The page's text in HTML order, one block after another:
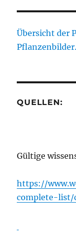
Übersicht der
QUELLEN:
Gültige
https://
complete-